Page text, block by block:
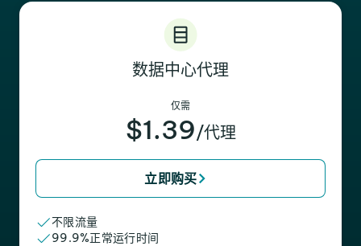
数据中心代理
仅需
$1.39/代理
立即购买
不限流量
99.9%正常运行时间